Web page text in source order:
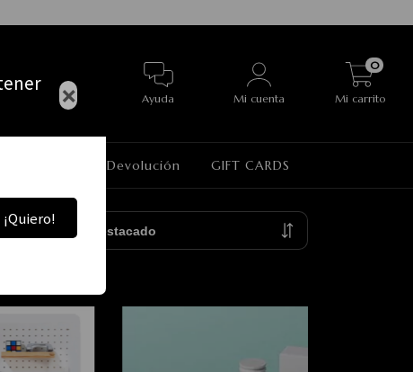
Ayuda Mi cuenta Mi carrito
0
Política de Devolución GIFT CARDS
×
¡Quiero!